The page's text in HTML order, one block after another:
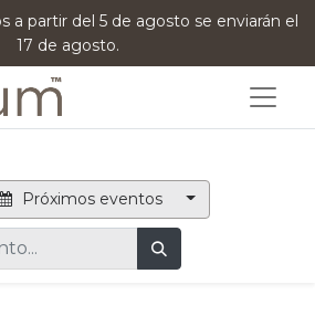
a partir del 5 de agosto se enviarán el
17 de agosto.
Próximos eventos